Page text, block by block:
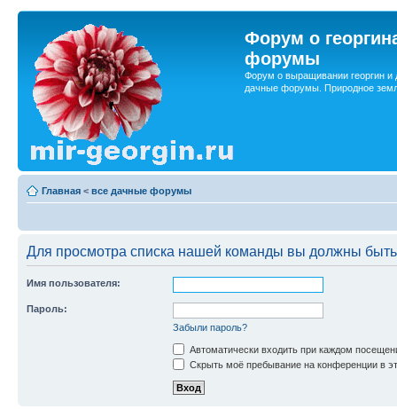
Форум о
форумы
Форум о выращивании георгин и
дачные форумы. Природное
Главная < все дачные форумы
Для просмотра списка нашей команды вы должны
Имя пользователя:
Пароль:
Забыли пароль?
Автоматически входить при каждом
Скрыть моё пребывание на конференции в